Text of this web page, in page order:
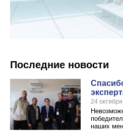
Последние новости
24
наших